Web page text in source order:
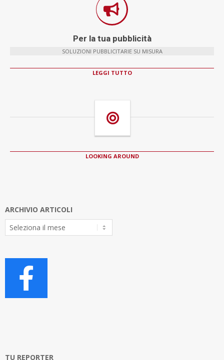
Per la tua pubblicità
SOLUZIONI PUBBLICITARIE SU MISURA
LEGGI TUTTO
LOOKING AROUND
ARCHIVIO ARTICOLI
Archivio
Articoli
TU REPORTER